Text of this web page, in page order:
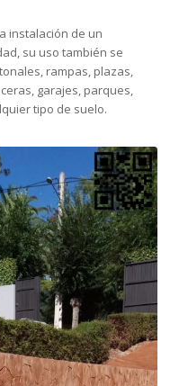
instalación de un
su uso también se
rampas, plazas,
garajes, parques,
tipo de suelo.